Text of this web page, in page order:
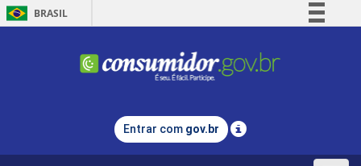
BRASIL
Comunica BR
Legislação
Entrar com gov.br